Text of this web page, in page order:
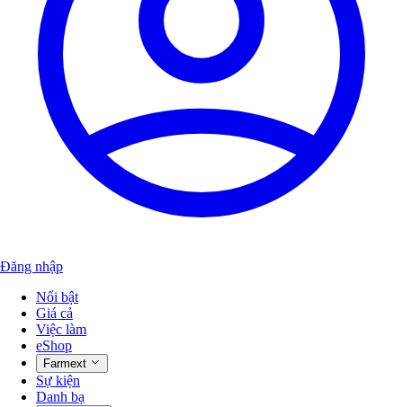
Đăng nhập
Nổi bật
Giá cả
Việc làm
eShop
Farmext
Sự kiện
Danh bạ